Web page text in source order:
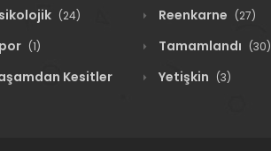
(24) Reenkarne (27)
(1) Tamamlandı (30)
Kesitler Yetişkin (3)